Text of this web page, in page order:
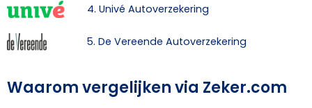
4. Univé Autoverzekering
5. De Vereende Autoverzekering
Waarom vergelijken via Zeker.com